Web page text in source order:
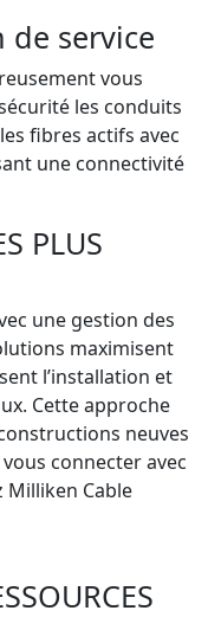
service
vous
les conduits
fibres actifs avec
une connectivité
PLUS
une gestion des
maximisent
l’installation et
Cette approche
neuves
connecter avec
Milliken Cable